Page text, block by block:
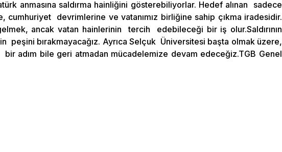
anmasına saldırma hainliğini gösterebiliyorlar. Hedef alınan sadece
cumhuriyet devrimlerine ve vatanımız birliğine sahip çıkma iradesidir.
ancak vatan hainlerinin tercih edebileceği bir iş olur.Saldırının
peşini bırakmayacağız. Ayrıca Selçuk Üniversitesi başta olmak üzere,
bir adım bile geri atmadan mücadelemize devam edeceğiz.TGB Genel